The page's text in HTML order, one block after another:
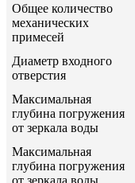
Общее количество
механических
примесей
Диаметр входного
отверстия
Максимальная
глубина погружения
от зеркала воды
Максимальная
глубина погружения
от зеркала воды